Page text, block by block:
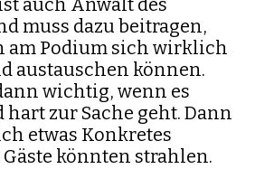
auch Anwalt des
muss dazu beitragen,
am Podium sich wirklich
austauschen können.
wichtig, wenn es
zur Sache geht. Dann
etwas Konkretes
könnten strahlen.